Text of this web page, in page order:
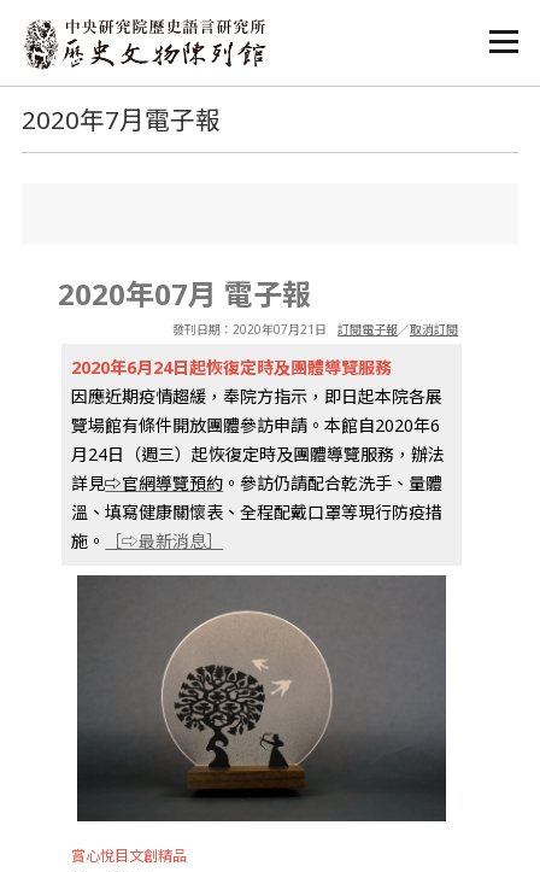
:::
:::
2020年7月電子報
2020年07月 電子報
發刊日期：2020年07月21日訂閱電子報／取消訂閱
2020年6月24日起恢復定時及團體導覽服務
因應近期疫情趨緩，奉院方指示，即日起本院各展
覽場館有條件開放團體參訪申請。本館自2020年6
月24日（週三）起恢復定時及團體導覽服務，辦法
詳見⇨官網導覽預約 。參訪仍請配合乾洗手、量體
溫、填寫健康關懷表、全程配戴口罩等現行防疫措
施。
［⇨最新消息］
賞心悅目文創精品